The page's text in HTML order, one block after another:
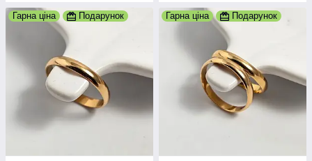
Гарна ціна Подарунок Гарна ціна Подарунок